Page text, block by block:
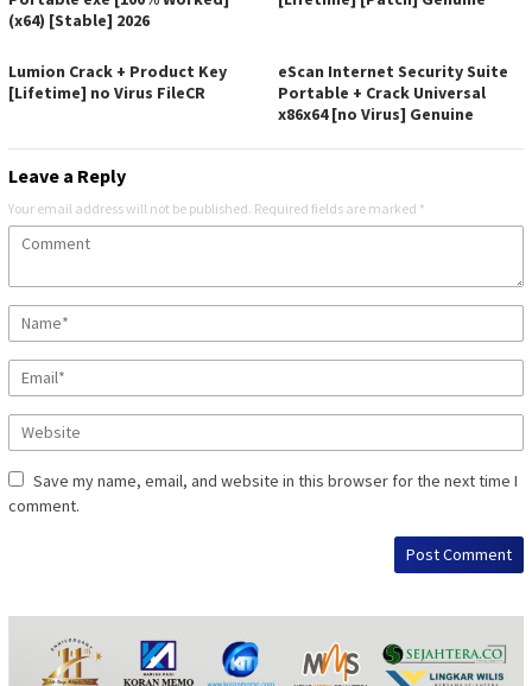
(x64) [Stable] 2026
Lumion Crack + Product Key
[Lifetime] no Virus FileCR
eScan Internet Security Suite
Portable + Crack Universal
x86x64 [no Virus] Genuine
Leave a Reply
Your email address will not be published. Required fields are marked *
Save my name, email, and website in this browser for the next time I
comment.